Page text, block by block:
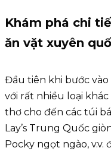
Khám phá chi
ăn vặt xuyên
Đầu tiên khi bước vào
với rất nhiều loại
thơ cho đến các túi
Lay’s Trung Quốc
Pocky ngọt ngào,